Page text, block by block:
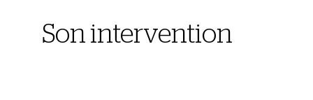
Son intervention